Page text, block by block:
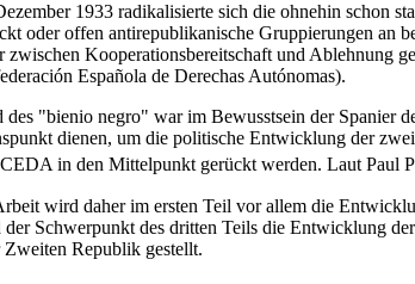
1933 radikalisierte sich die ohnehin schon
oder offen antirepublikanische Gruppierungen an
zwischen Kooperationsbereitschaft und Ablehnung
Española de Derechas Autónomas).
des "bienio negro" war im Bewusstsein der
dienen, um die politische Entwicklung der
in den Mittelpunkt gerückt werden. Laut Paul
wird daher im ersten Teil vor allem die
Schwerpunkt des dritten Teils die Entwicklung
Republik gestellt.